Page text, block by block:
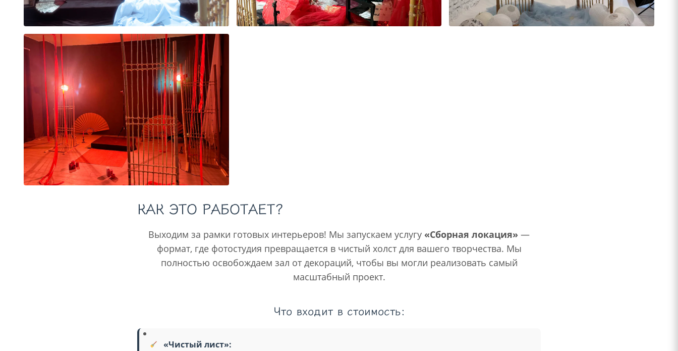
КАК ЭТО РАБОТАЕТ?
Выходим за рамки готовых интерьеров! Мы запускаем услугу «Сборная локация» —
формат, где фотостудия превращается в чистый холст для вашего творчества. Мы
полностью освобождаем зал от декораций, чтобы вы могли реализовать самый
масштабный проект.
Что входит в стоимость:
«Чистый лист»: